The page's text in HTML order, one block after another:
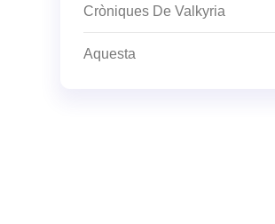
Cròniques De Valkyria
Aquesta